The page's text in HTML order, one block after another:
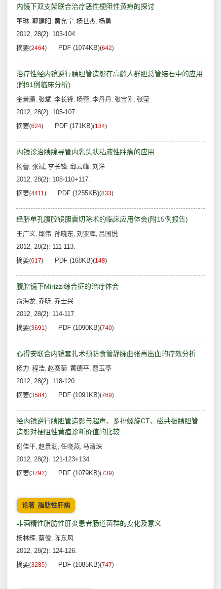
内镜下双支架联合治疗恶性梗阻性黄疸的探讨
董琳, 郭建阳 , 黄允宁, 杨世杰, 杨勇
2012, 28(2): 103-104.
摘要(2464) PDF (1074KB)(642)
治疗性经内镜逆行胰胆管造影在高龄人群胆总管结石中的应用
(附91例临床分析)
金景鹏, 张斌, 李长锋, 杨蕾, 李丹丹, 张宝刚 , 张莹
2012, 28(2): 105-107.
摘要(624) PDF (171KB)(134)
内镜诊治胰腺导管内乳头状粘液性肿瘤的应用
杨蕾, 张斌, 李长锋, 邱云峰, 刘洋
2012, 28(2): 108-110+117.
摘要(4411) PDF (1255KB)(833)
经脐单孔腹腔镜胆囊切除术的临床应用体会(附15例报告)
王广义, 邱伟, 孙晓东, 刘亚辉, 吕国悦
2012, 28(2): 111-113.
摘要(617) PDF (168KB)(148)
腹腔镜下Mirizzi综合征的治疗体会
俞海龙, 乔昕, 乔士兴
2012, 28(2): 114-117.
摘要(3691) PDF (1090KB)(740)
心得安联合内镜套扎术预防食管静脉曲张再出血的疗效分析
杨力, 程浩, 赵赛菊, 黄德平, 曹玉亭
2012, 28(2): 118-120.
摘要(3584) PDF (1091KB)(769)
经内镜逆行胰胆管造影与超声、多排螺旋CT、磁共振胰胆管
造影对梗阻性黄疸诊断价值的比较
谢佳平, 赵景润 , 任晓燕, 马清珠
2012, 28(2): 121-123+134.
摘要(3792) PDF (1079KB)(739)
论著_脂肪性肝病
非酒精性脂肪性肝炎患者肠道菌群的变化及意义
杨林辉, 蔡俊, 陈东风
2012, 28(2): 124-126.
摘要(3285) PDF (1085KB)(747)